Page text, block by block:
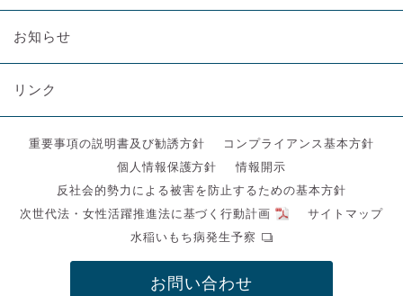
お知らせ
リンク
重要事項の説明書及び勧誘方針
コンプライアンス基本方針
個人情報保護方針
情報開示
反社会的勢力による被害を防止するための基本方針
次世代法・女性活躍推進法に基づく行動計画
サイトマップ
水稲いもち病発生予察
お問い合わせ